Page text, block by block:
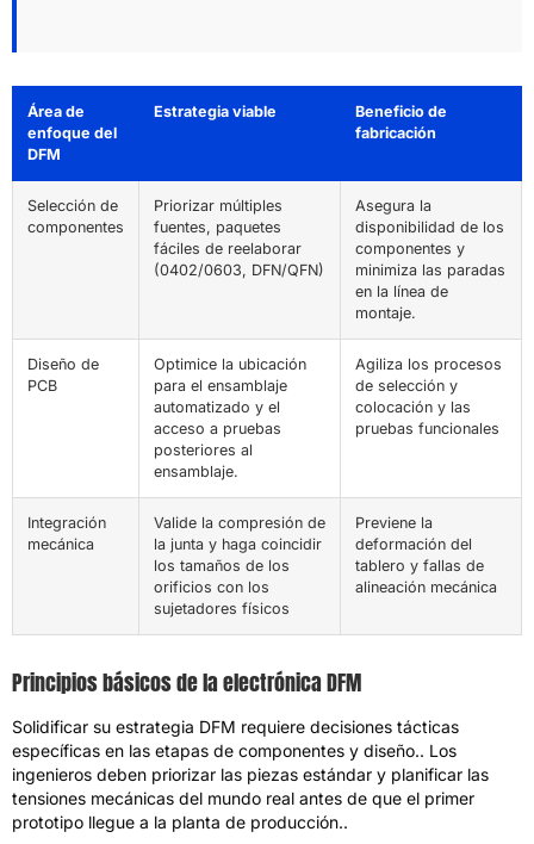
Área de
enfoque del
DFM
Estrategia viable
Beneficio de
fabricación
Selección de
componentes
Priorizar múltiples
fuentes, paquetes
fáciles de reelaborar
(0402/0603, DFN/QFN)
Asegura la
disponibilidad de los
componentes y
minimiza las paradas
en la línea de
montaje.
Diseño de
PCB
Optimice la ubicación
para el ensamblaje
automatizado y el
acceso a pruebas
posteriores al
ensamblaje.
Agiliza los procesos
de selección y
colocación y las
pruebas funcionales
Integración
mecánica
Valide la compresión de
la junta y haga coincidir
los tamaños de los
orificios con los
sujetadores físicos
Previene la
deformación del
tablero y fallas de
alineación mecánica
Principios básicos de la electrónica DFM
Solidificar su estrategia DFM requiere decisiones tácticas
específicas en las etapas de componentes y diseño.. Los
ingenieros deben priorizar las piezas estándar y planificar las
tensiones mecánicas del mundo real antes de que el primer
prototipo llegue a la planta de producción..